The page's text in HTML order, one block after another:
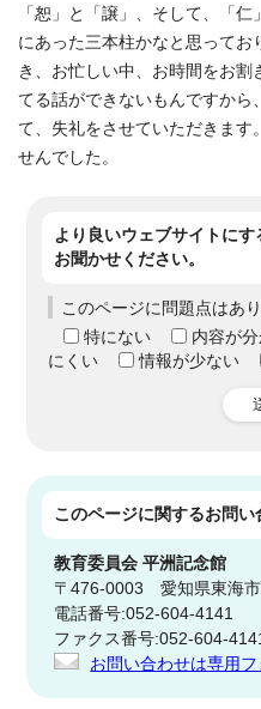
「恕」と「譲」、そして、「
にあった三本柱かなと思って
き、お忙しい中、お時間をお
てる話ができないもんですから
て、失礼をさせていただきます
せんでした。
より良いウェブサイトに
お聞かせください。
このページに問題点はあ
特にない
内容が
にくい
情報が少ない
このページに関するお問い
教育委員会平洲記念館
〒476-0003 愛知県東海
電話番号:052-604-4141
ファクス番号:052-604-
お問い合わせは専用フ